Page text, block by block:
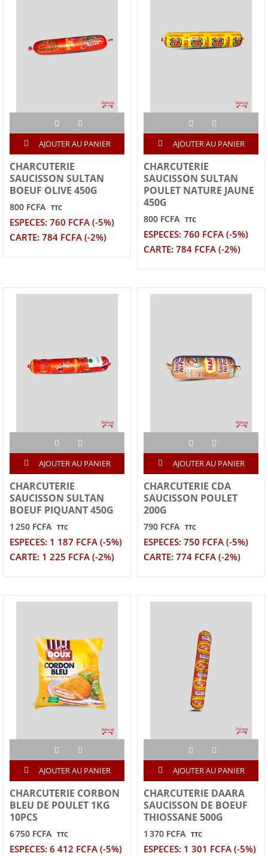
AJOUTER AU PANIER
CHARCUTERIE
SAUCISSON SULTAN
BOEUF OLIVE 450G
800 FCFA TTC
ESPECES: 760 FCFA (-5%)
CARTE: 784 FCFA (-2%)
AJOUTER AU PANIER
CHARCUTERIE
SAUCISSON SULTAN
POULET NATURE JAUNE
450G
800 FCFA TTC
ESPECES: 760 FCFA (-5%)
CARTE: 784 FCFA (-2%)
AJOUTER AU PANIER
CHARCUTERIE
SAUCISSON SULTAN
BOEUF PIQUANT 450G
1 250 FCFA TTC
ESPECES: 1 187 FCFA (-5%)
CARTE: 1 225 FCFA (-2%)
AJOUTER AU PANIER
CHARCUTERIE CDA
SAUCISSON POULET
200G
790 FCFA TTC
ESPECES: 750 FCFA (-5%)
CARTE: 774 FCFA (-2%)
AJOUTER AU PANIER
CHARCUTERIE CORBON
BLEU DE POULET 1KG
10PCS
6 750 FCFA TTC
ESPECES: 6 412 FCFA (-5%)
AJOUTER AU PANIER
CHARCUTERIE DAARA
SAUCISSON DE BOEUF
THIOSSANE 500G
1 370 FCFA TTC
ESPECES: 1 301 FCFA (-5%)